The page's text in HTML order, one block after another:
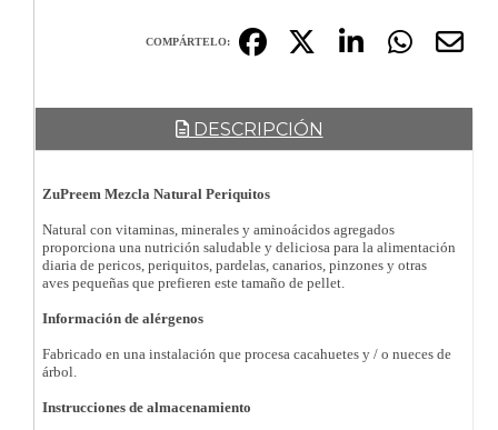
COMPÁRTELO:
DESCRIPCIÓN
ZuPreem Mezcla Natural Periquitos
Natural con vitaminas, minerales y aminoácidos agregados
proporciona una nutrición saludable y deliciosa para la alimentación
diaria de pericos, periquitos, pardelas, canarios, pinzones y otras
aves pequeñas que prefieren este tamaño de pellet.
Información de alérgenos
Fabricado en una instalación que procesa cacahuetes y / o nueces de
árbol.
Instrucciones de almacenamiento